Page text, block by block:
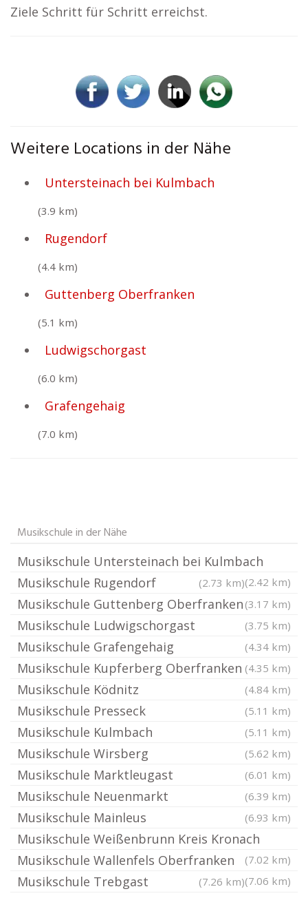
Ziele Schritt für Schritt erreichst.
Weitere Locations in der Nähe
Untersteinach bei Kulmbach
(3.9 km)
Rugendorf
(4.4 km)
Guttenberg Oberfranken
(5.1 km)
Ludwigschorgast
(6.0 km)
Grafengehaig
(7.0 km)
Musikschule in der Nähe
Musikschule Untersteinach bei Kulmbach
(2.42 km)
Musikschule Rugendorf (2.73 km)
Musikschule Guttenberg Oberfranken (3.17 km)
Musikschule Ludwigschorgast (3.75 km)
Musikschule Grafengehaig (4.34 km)
Musikschule Kupferberg Oberfranken (4.35 km)
Musikschule Ködnitz (4.84 km)
Musikschule Presseck (5.11 km)
Musikschule Kulmbach (5.11 km)
Musikschule Wirsberg (5.62 km)
Musikschule Marktleugast (6.01 km)
Musikschule Neuenmarkt (6.39 km)
Musikschule Mainleus (6.93 km)
Musikschule Weißenbrunn Kreis Kronach
(7.02 km)
Musikschule Wallenfels Oberfranken
(7.06 km)
Musikschule Trebgast (7.26 km)